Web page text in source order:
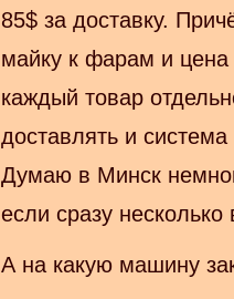
85$ за доставку.
майку к фарам и цена
каждый товар
доставлять и система
Думаю в Минск
если сразу
А на какую машину